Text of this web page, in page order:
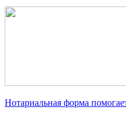
Нотариальная форма